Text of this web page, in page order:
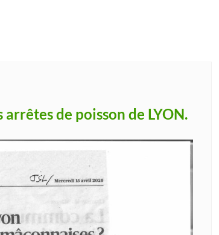
de poisson de LYON.